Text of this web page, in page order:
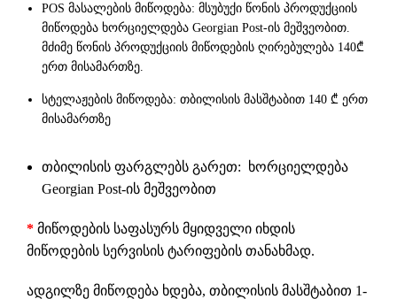
POS მასალების მიწოდება: მსუბუქი წონის პროდუქციის
მიწოდება ხორციელდება Georgian Post-ის მეშვეობით.
მძიმე წონის პროდუქციის მიწოდების ღირებულება 140₾
ერთ მისამართზე.
სტელაჟების მიწოდება: თბილისის მასშტაბით 140 ₾ ერთ
მისამართზე
თბილისის ფარგლებს გარეთ: ხორციელდება
Georgian Post-ის მეშვეობით
* მიწოდების საფასურს მყიდველი იხდის
მიწოდების სერვისის ტარიფების თანახმად.
ადგილზე მიწოდება ხდება, თბილისის მასშტაბით 1-